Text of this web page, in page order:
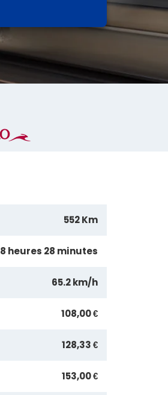
552 Km
8 heures 28 minutes
65.2 km/h
108,00 €
128,33 €
153,00 €